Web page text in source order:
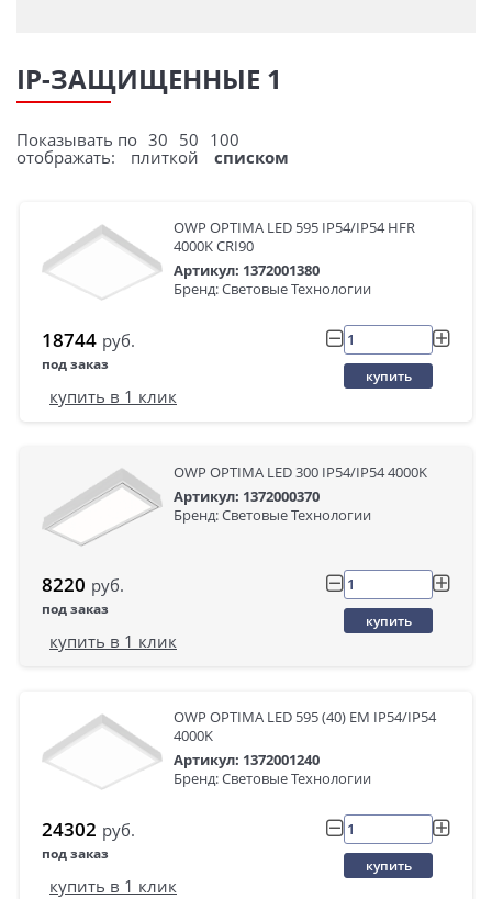
IP-ЗАЩИЩЕННЫЕ 1
Показывать по 30 50 100
отображать:
плиткой списком
OWP OPTIMA LED 595 IP54/IP54 HFR
4000K CRI90
Артикул: 1372001380
Бренд: Световые Технологии
18744 руб.
под заказ
купить
купить в 1 клик
OWP OPTIMA LED 300 IP54/IP54 4000K
Артикул: 1372000370
Бренд: Световые Технологии
8220 руб.
под заказ
купить
купить в 1 клик
OWP OPTIMA LED 595 (40) EM IP54/IP54
4000K
Артикул: 1372001240
Бренд: Световые Технологии
24302 руб.
под заказ
купить
купить в 1 клик